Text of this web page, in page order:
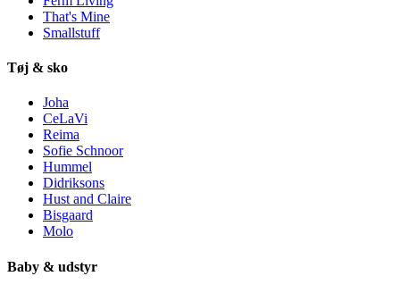
That's Mine
Smallstuff
Tøj & sko
Joha
CeLaVi
Reima
Sofie Schnoor
Hummel
Didriksons
Hust and Claire
Bisgaard
Molo
Baby & udstyr